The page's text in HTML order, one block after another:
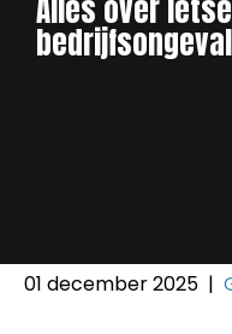
Alles over
01 december 2025 |